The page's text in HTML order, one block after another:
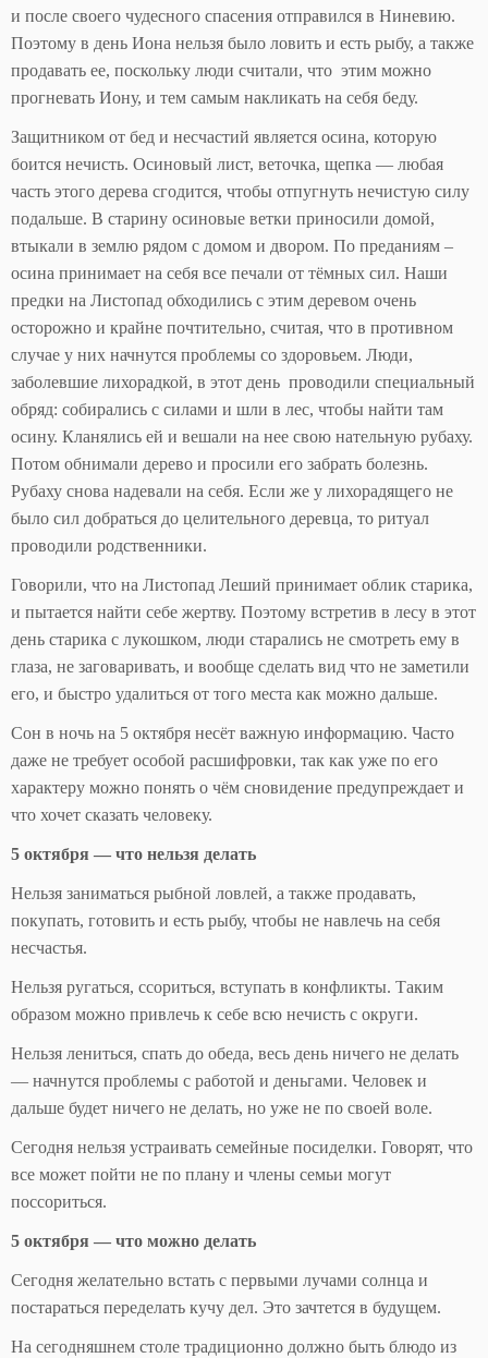
и после своего чудесного спасения отправился в Ниневию.
Поэтому в день Иона нельзя было ловить и есть рыбу, а также
продавать ее, поскольку люди считали, что этим можно
прогневать Иону, и тем самым накликать на себя беду.
Защитником от бед и несчастий является осина, которую
боится нечисть. Осиновый лист, веточка, щепка — любая
часть этого дерева сгодится, чтобы отпугнуть нечистую силу
подальше. В старину осиновые ветки приносили домой,
втыкали в землю рядом с домом и двором. По преданиям –
осина принимает на себя все печали от тёмных сил. Наши
предки на Листопад обходились с этим деревом очень
осторожно и крайне почтительно, считая, что в противном
случае у них начнутся проблемы со здоровьем. Люди,
заболевшие лихорадкой, в этот день проводили специальный
обряд: собирались с силами и шли в лес, чтобы найти там
осину. Кланялись ей и вешали на нее свою нательную рубаху.
Потом обнимали дерево и просили его забрать болезнь.
Рубаху снова надевали на себя. Если же у лихорадящего не
было сил добраться до целительного деревца, то ритуал
проводили родственники.
Говорили, что на Листопад Леший принимает облик старика,
и пытается найти себе жертву. Поэтому встретив в лесу в этот
день старика с лукошком, люди старались не смотреть ему в
глаза, не заговаривать, и вообще сделать вид что не заметили
его, и быстро удалиться от того места как можно дальше.
Сон в ночь на 5 октября несёт важную информацию. Часто
даже не требует особой расшифровки, так как уже по его
характеру можно понять о чём сновидение предупреждает и
что хочет сказать человеку.
5 октября — что нельзя делать
Нельзя заниматься рыбной ловлей, а также продавать,
покупать, готовить и есть рыбу, чтобы не навлечь на себя
несчастья.
Нельзя ругаться, ссориться, вступать в конфликты. Таким
образом можно привлечь к себе всю нечисть с округи.
Нельзя лениться, спать до обеда, весь день ничего не делать
— начнутся проблемы с работой и деньгами. Человек и
дальше будет ничего не делать, но уже не по своей воле.
Сегодня нельзя устраивать семейные посиделки. Говорят, что
все может пойти не по плану и члены семьи могут
поссориться.
5 октября — что можно делать
Сегодня желательно встать с первыми лучами солнца и
постараться переделать кучу дел. Это зачтется в будущем.
На сегодняшнем столе традиционно должно быть блюдо из